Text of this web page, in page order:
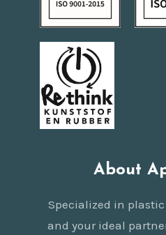
About
Specialized in
and your ideal